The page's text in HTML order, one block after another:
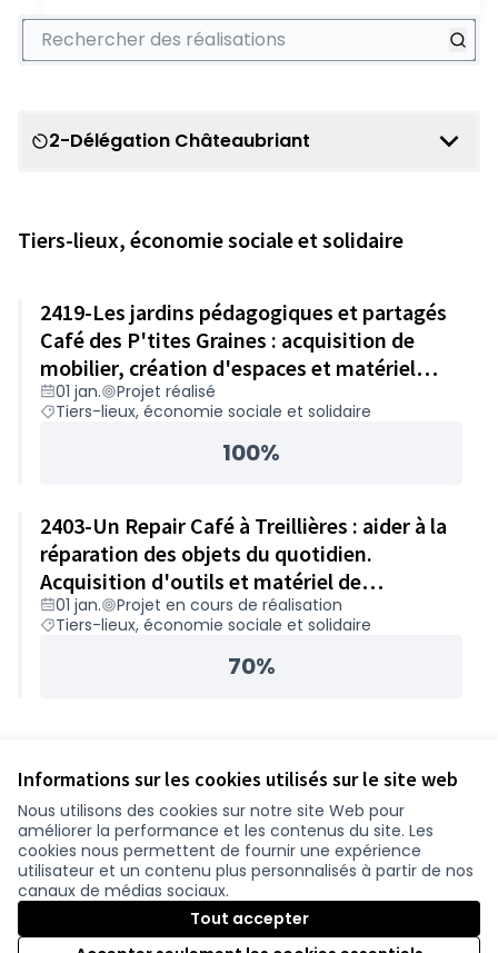
Informations sur les cookies utilisés sur le site web
Nous utilisons des cookies sur notre site Web pour
améliorer la performance et les contenus du site. Les
cookies nous permettent de fournir une expérience
utilisateur et un contenu plus personnalisés à partir de nos
canaux de médias sociaux.
Tout accepter
Rechercher des réalisations
Scope
2-Délégation Châteaubriant
Tiers-lieux, économie sociale et solidaire
2419-Les jardins pédagogiques et partagés
Café des P'tites Graines : acquisition de
mobilier, création d'espaces et matériel
pédagogiques – 9 660€
01 jan.
Projet réalisé
Tiers-lieux, économie sociale et solidaire
100%
2403-Un Repair Café à Treillières : aider à la
réparation des objets du quotidien.
Acquisition d'outils et matériel de
réparation – 5 352€
01 jan.
Projet en cours de réalisation
Tiers-lieux, économie sociale et solidaire
70%